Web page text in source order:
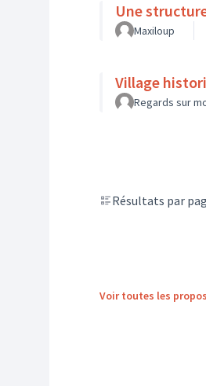
Une
Maxiloup
Village
Regards sur
Résultats par
Voir toutes les